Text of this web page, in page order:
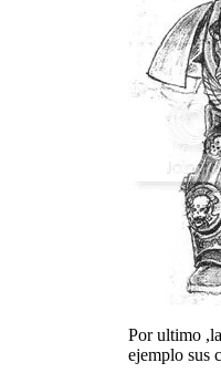
Por ultimo
ejemplo sus